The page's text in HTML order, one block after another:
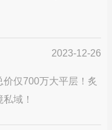
2023-12-26
仅700万大平层！炙
域！